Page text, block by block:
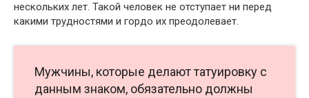
нескольких лет. Такой человек не отступает ни перед
какими трудностями и гордо их преодолевает.
Мужчины, которые делают татуировку с
данным знаком, обязательно должны